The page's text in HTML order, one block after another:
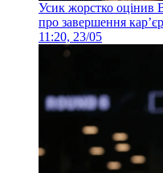
Усик жорстко оцінив
про завершення
11:20, 23/05